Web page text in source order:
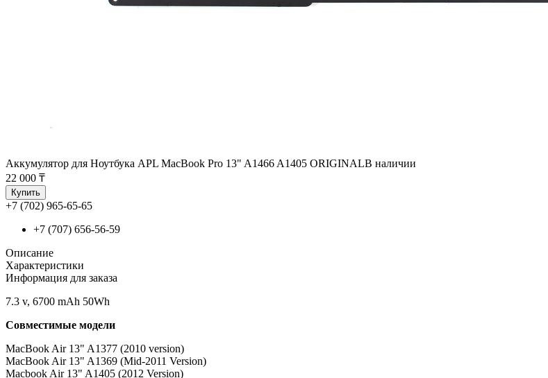
Аккумулятор для Ноутбука APL MacBook Pro 13" A1466 A1405 ORIGINALВ наличии
22 000 ₸
Купить
+7 (702) 965-65-65
+7 (707) 656-56-59
Описание
Характеристики
Информация для заказа
7.3 v, 6700 mAh 50Wh
Совместимые модели
MacBook Air 13" A1377 (2010 version)
MacBook Air 13" A1369 (Mid-2011 Version)
Macbook Air 13" A1405 (2012 Version)